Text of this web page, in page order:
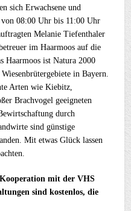
sich Erwachsene und
08:00 Uhr bis 11:00 Uhr
Melanie Tiefenthaler
im Haarmoos auf die
Haarmoos ist Natura 2000
in Bayern.
Arten wie Kiebitz,
Brachvogel geeigneten
durch
sind günstige
Mit etwas Glück lassen
mit der VHS
sind kostenlos, die